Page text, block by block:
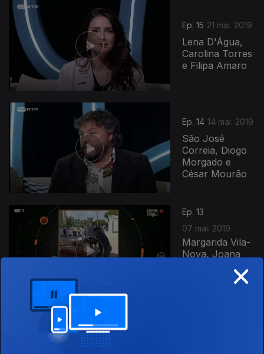
Ep. 15 21 mai. 2019
Lena D'Água,
Carolina Torres
e Filipa Amaro
Ep. 14 14 mai. 2019
São José
Correia, Diogo
Morgado e
César Mourão
Ep. 13
07 mai. 2019
Margarida Vila-
Nova, Joana
×